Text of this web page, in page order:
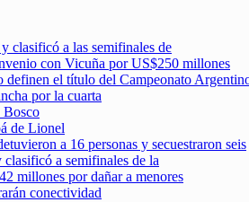
clasificó a las semifinales de
con Vicuña por US$250 millones
el título del Campeonato
por la cuarta
Bosco
de Lionel
a 16 personas y secuestraron seis
a semifinales de la
millones por dañar a menores
conectividad